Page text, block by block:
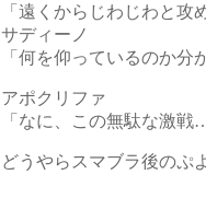
「遠くからじわじわと
サディーノ
「何を仰っているのか
アポクリファ
「なに、この無駄な激戦
どうやらスマブラ後のぷ